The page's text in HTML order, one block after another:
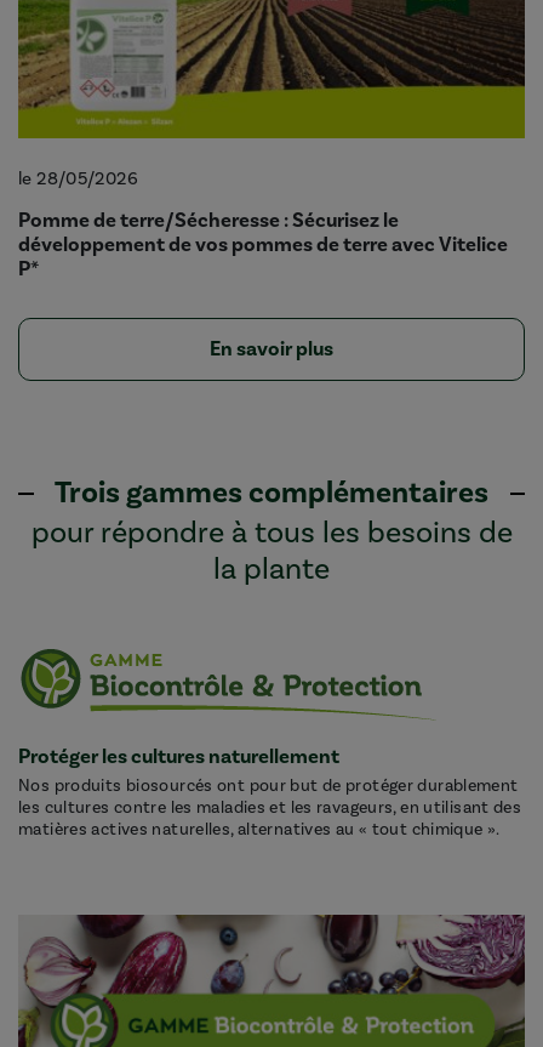
le 28/05/2026
Pomme de terre/Sécheresse : Sécurisez le
développement de vos pommes de terre avec Vitelice
P*
En savoir plus
Trois gammes complémentaires
pour répondre à tous les besoins de
la plante
Protéger les cultures naturellement
Nos produits biosourcés ont pour but de protéger durablement
les cultures contre les maladies et les ravageurs, en utilisant des
matières actives naturelles, alternatives au « tout chimique ».